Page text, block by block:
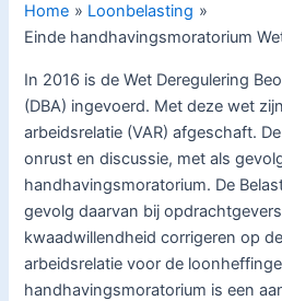
Home
Loonbelasting
Einde handhavingsmoratorium
In 2016 is de Wet Deregulering
(DBA) ingevoerd. Met deze wet
arbeidsrelatie (VAR) afgeschaft.
onrust en discussie, met als
handhavingsmoratorium. De
gevolg daarvan bij
kwaadwillendheid corrigeren op
arbeidsrelatie voor de
handhavingsmoratorium is een